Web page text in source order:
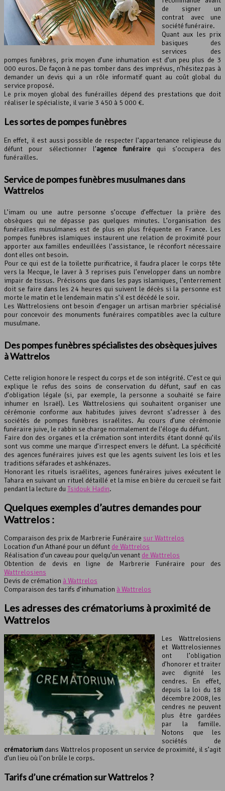
de signer un
contrat avec une
société funéraire.
Quant aux les prix
basiques des
services des
pompes funèbres, prix moyen d’une inhumation est d’un peu plus de 3
000 euros. De façon à ne pas tomber dans des imprévus, n’hésitez pas à
demander un devis qui a un rôle informatif quant au coût global du
service proposé.
Le prix moyen global des funérailles dépend des prestations que doit
réaliser le spécialiste, il varie 3 450 à 5 000 €.
Les sortes de pompes funèbres
En effet, il est aussi possible de respecter l’appartenance religieuse du
défunt pour sélectionner l’agence funéraire qui s’occupera des
funérailles.
Service de pompes funèbres musulmanes dans
Wattrelos
L’imam ou une autre personne s’occupe d’effectuer la prière des
obsèques qui ne dépasse pas quelques minutes. L’organisation des
funérailles musulmanes est de plus en plus fréquente en France. Les
pompes funèbres islamiques instaurent une relation de proximité pour
apporter aux familles endeuillées l’assistance, le réconfort nécessaire
dont elles ont besoin.
Pour ce qui est de la toilette purificatrice, il faudra placer le corps tête
vers la Mecque, le laver à 3 reprises puis l’envelopper dans un nombre
impair de tissus. Précisons que dans les pays islamiques, l’enterrement
doit se faire dans les 24 heures qui suivent le décès si la personne est
morte le matin et le lendemain matin s’il est décédé le soir.
Les Wattrelosiens ont besoin d’engager un artisan marbrier spécialisé
pour concevoir des monuments funéraires compatibles avec la culture
musulmane.
Des pompes funèbres spécialistes des obsèques juives
à Wattrelos
Cette religion honore le respect du corps et de son intégrité. C’est ce qui
explique le refus des soins de conservation du défunt, sauf en cas
d’obligation légale (si, par exemple, la personne a souhaité se faire
inhumer en Israël). Les Wattrelosiens qui souhaitent organiser une
cérémonie conforme aux habitudes juives devront s’adresser à des
sociétés de pompes funèbres israélites. Au cours d’une cérémonie
funéraire juive, le rabbin se charge normalement de l’éloge du défunt.
Faire don des organes et la crémation sont interdits étant donné qu’ils
sont vus comme une marque d’irrespect envers le défunt. La spécificité
des agences funéraires juives est que les agents suivent les lois et les
traditions séfarades et ashkénazes.
Honorant les rituels israélites, agences funéraires juives exécutent le
Tahara en suivant un rituel détaillé et la mise en bière du cercueil se fait
pendant la lecture duTsidouk Hadin.
Quelques exemples d’autres demandes pour
Wattrelos :
Comparaison des prix de Marbrerie Funéraire sur Wattrelos
Location d’un Athané pour un défunt de Wattrelos
Réalisation d’un caveau pour quelqu’un venant de Wattrelos
Obtention de devis en ligne de Marbrerie Funéraire pour des
Wattrelosiens
Devis de crémation à Wattrelos
Comparaison des tarifs d’inhumation à Wattrelos
Les adresses des crématoriums à proximité de
Wattrelos
Les Wattrelosiens
et Wattrelosiennes
ont l’obligation
d’honorer et traiter
avec dignité les
cendres. En effet,
depuis la loi du 18
décembre 2008, les
cendres ne peuvent
plus être gardées
par la famille.
Notons que les
sociétés de
crématorium dans Wattrelos proposent un service de proximité, il s’agit
d’un lieu où l’on brûle le corps.
Tarifs d’une crémation sur Wattrelos ?